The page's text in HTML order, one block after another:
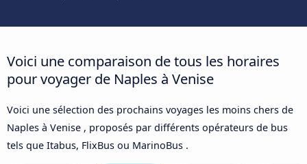
Voici une comparaison de tous les horaires
pour voyager de Naples à Venise
Voici une sélection des prochains voyages les moins chers de
Naples à Venise , proposés par différents opérateurs de bus
tels que Itabus, FlixBus ou MarinoBus .